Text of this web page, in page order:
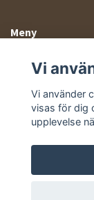
Meny
Sociala medier
Vi
Vi använder
visas för dig
upplevelse